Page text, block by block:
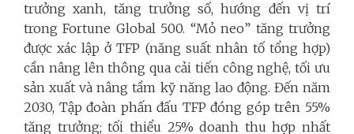
trưởng xanh, tăng trưởng số, hướng đến vị trí
trong Fortune Global 500. “Mỏ neo” tăng trưởng
được xác lập ở TFP (năng suất nhân tố tổng hợp)
cần nâng lên thông qua cải tiến công nghệ, tối ưu
sản xuất và nâng tầm kỹ năng lao động. Đến năm
2030, Tập đoàn phấn đấu TFP đóng góp trên 55%
tăng trưởng; tối thiểu 25% doanh thu hợp nhất